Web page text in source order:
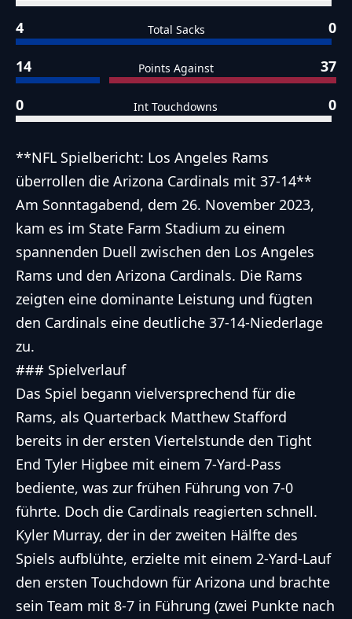
4 Total Sacks 0
14 Points Against 37
0 Int Touchdowns 0
**NFL Spielbericht: Los Angeles Rams
überrollen die Arizona Cardinals mit 37-14**
Am Sonntagabend, dem 26. November 2023,
kam es im State Farm Stadium zu einem
spannenden Duell zwischen den Los Angeles
Rams und den Arizona Cardinals. Die Rams
zeigten eine dominante Leistung und fügten
den Cardinals eine deutliche 37-14-Niederlage
zu.
### Spielverlauf
Das Spiel begann vielversprechend für die
Rams, als Quarterback Matthew Stafford
bereits in der ersten Viertelstunde den Tight
End Tyler Higbee mit einem 7-Yard-Pass
bediente, was zur frühen Führung von 7-0
führte. Doch die Cardinals reagierten schnell.
Kyler Murray, der in der zweiten Hälfte des
Spiels aufblühte, erzielte mit einem 2-Yard-Lauf
den ersten Touchdown für Arizona und brachte
sein Team mit 8-7 in Führung (zwei Punkte nach